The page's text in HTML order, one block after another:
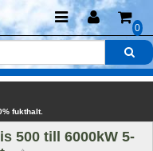
0
fukthalt.
500 till 6000kW 5-